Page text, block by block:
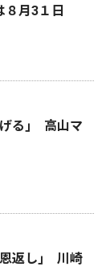
月3１日
げる｣ 高山マ
恩返し｣ 川崎